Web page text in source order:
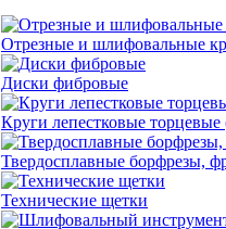
Отрезные и шлифовальные
Диски фибровые
Круги лепестковые
Твердосплавные борфрезы,
Технические щетки